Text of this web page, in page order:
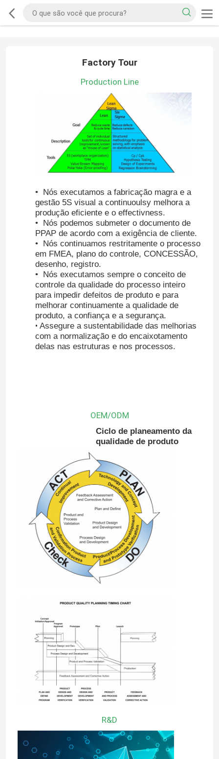
Factory Tour
Production Line
• Nós executamos a fabricação magra e a
gestão 5S visual a continuoulsy melhora a
produção eficiente e o effectivness.
• Nós podemos submeter o documento de
PPAP de acordo com a exigência de cliente.
• Nós continuamos restritamente o processo
em FMEA, plano do controle, CONCESSÃO,
desenho, registro.
• Nós executamos sempre o conceito de
controle da qualidade do processo inteiro
para impedir defeitos de produto e para
melhorar continuamente a qualidade de
produto, a confiança e a segurança.
• Assegure a sustentabilidade das melhorias
com a normalização e do encaixotamento
delas nas estruturas e nos processos.
OEM/ODM
Ciclo de planeamento da
qualidade de produto
R&D